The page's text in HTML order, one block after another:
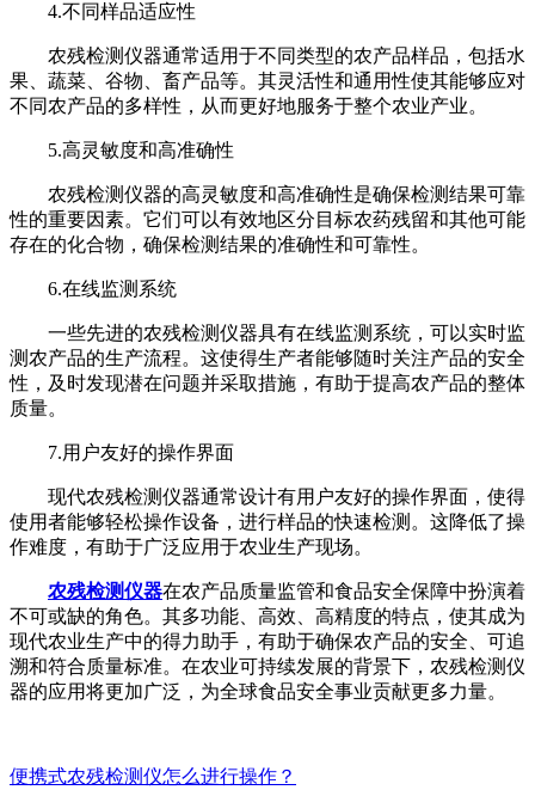
4.不同样品适应性
农残检测仪器通常适用于不同类型的农产品样品，包括水
果、蔬菜、谷物、畜产品等。其灵活性和通用性使其能够应对
不同农产品的多样性，从而更好地服务于整个农业产业。
5.高灵敏度和高准确性
农残检测仪器的高灵敏度和高准确性是确保检测结果可靠
性的重要因素。它们可以有效地区分目标农药残留和其他可能
存在的化合物，确保检测结果的准确性和可靠性。
6.在线监测系统
一些先进的农残检测仪器具有在线监测系统，可以实时监
测农产品的生产流程。这使得生产者能够随时关注产品的安全
性，及时发现潜在问题并采取措施，有助于提高农产品的整体
质量。
7.用户友好的操作界面
现代农残检测仪器通常设计有用户友好的操作界面，使得
使用者能够轻松操作设备，进行样品的快速检测。这降低了操
作难度，有助于广泛应用于农业生产现场。
农残检测仪器在农产品质量监管和食品安全保障中扮演着
不可或缺的角色。其多功能、高效、高精度的特点，使其成为
现代农业生产中的得力助手，有助于确保农产品的安全、可追
溯和符合质量标准。在农业可持续发展的背景下，农残检测仪
器的应用将更加广泛，为全球食品安全事业贡献更多力量。
便携式农残检测仪怎么进行操作？